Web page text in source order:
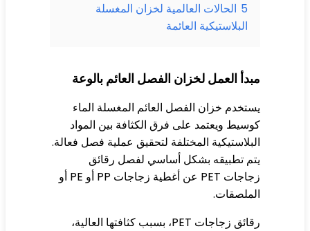
الحالات العالمية لخزان المغسلة
البلاستيكية العائمة
العمل لخزان الفصل العائم بالوعة
خزان الفصل العائم المغسلة الماء
ويعتمد على فرق الكثافة بين المواد
المختلفة لتحقيق عملية فصل فعالة.
تطبيقه بشكل أساسي لفصل رقائق
زجاجات PET عن أغطية زجاجات PP أو PE أو
رقائق زجاجات PET، بسبب كثافتها العالية،